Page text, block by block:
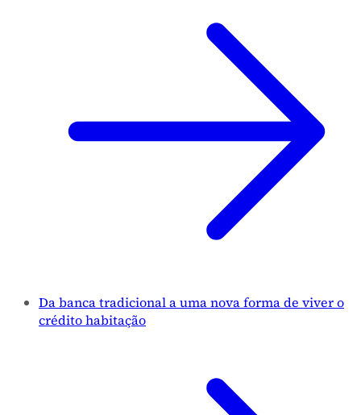
Da banca tradicional a uma nova forma de viver o
crédito habitação